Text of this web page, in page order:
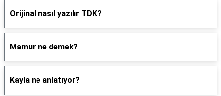
Orijinal nasıl yazılır TDK?
Mamur ne demek?
Kayla ne anlatıyor?